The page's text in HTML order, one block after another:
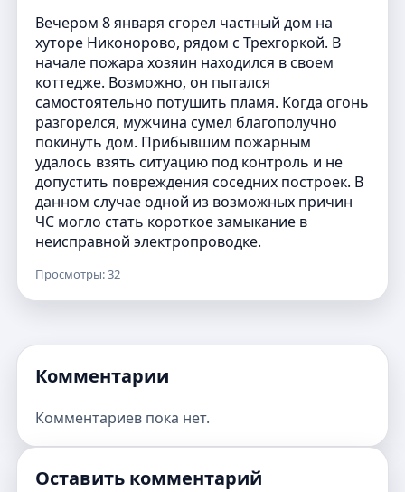
Вечером 8 января сгорел частный дом на
хуторе Никонорово, рядом с Трехгоркой. В
начале пожара хозяин находился в своем
коттедже. Возможно, он пытался
самостоятельно потушить пламя. Когда огонь
разгорелся, мужчина сумел благополучно
покинуть дом. Прибывшим пожарным
удалось взять ситуацию под контроль и не
допустить повреждения соседних построек. В
данном случае одной из возможных причин
ЧС могло стать короткое замыкание в
неисправной электропроводке.
Просмотры: 32
Комментарии
Комментариев пока нет.
Оставить комментарий